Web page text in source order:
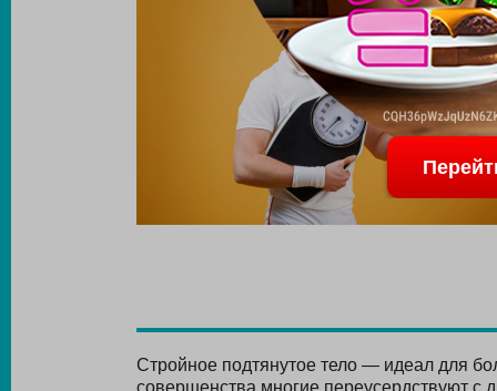
Стройное подтянутое тело — идеал для
совершенства многие переусердствуют с